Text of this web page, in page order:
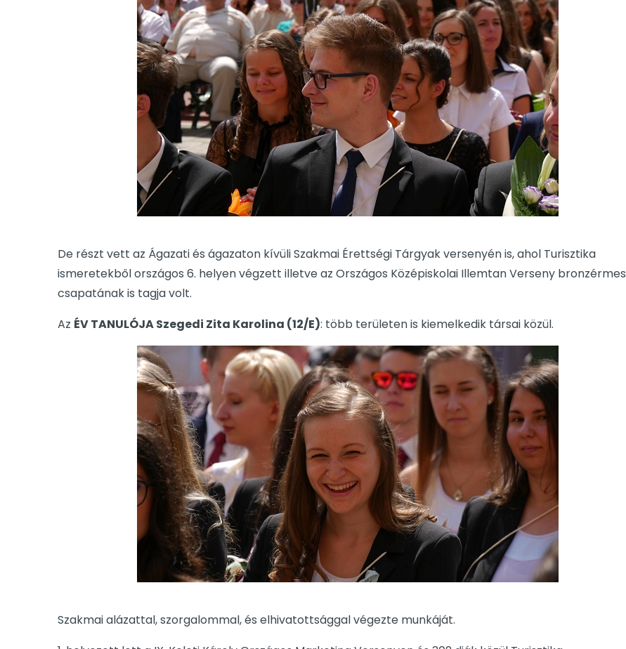
De részt vett az Ágazati és ágazaton kívüli Szakmai Érettségi Tárgyak versenyén is, ahol Turisztika
ismeretekből országos 6. helyen végzett illetve az Országos Középiskolai Illemtan Verseny bronzérmes
csapatának is tagja volt.
Az ÉV TANULÓJA Szegedi Zita Karolina (12/E): több területen is kiemelkedik társai közül.
Szakmai alázattal, szorgalommal, és elhivatottsággal végezte munkáját.